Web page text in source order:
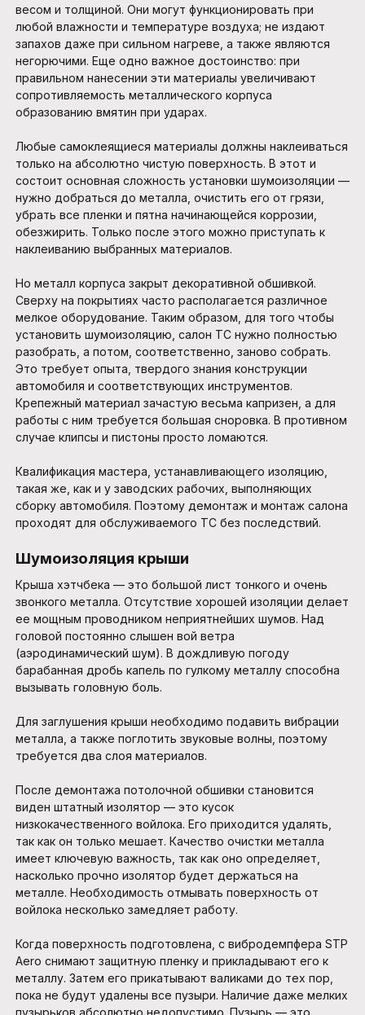
весом и толщиной. Они могут функционировать при
любой влажности и температуре воздуха; не издают
запахов даже при сильном нагреве, а также являются
негорючими. Еще одно важное достоинство: при
правильном нанесении эти материалы увеличивают
сопротивляемость металлического корпуса
образованию вмятин при ударах.
Любые самоклеящиеся материалы должны наклеиваться
только на абсолютно чистую поверхность. В этот и
состоит основная сложность установки шумоизоляции —
нужно добраться до металла, очистить его от грязи,
убрать все пленки и пятна начинающейся коррозии,
обезжирить. Только после этого можно приступать к
наклеиванию выбранных материалов.
Но металл корпуса закрыт декоративной обшивкой.
Сверху на покрытиях часто располагается различное
мелкое оборудование. Таким образом, для того чтобы
установить шумоизоляцию, салон ТС нужно полностью
разобрать, а потом, соответственно, заново собрать.
Это требует опыта, твердого знания конструкции
автомобиля и соответствующих инструментов.
Крепежный материал зачастую весьма капризен, а для
работы с ним требуется большая сноровка. В противном
случае клипсы и пистоны просто ломаются.
Квалификация мастера, устанавливающего изоляцию,
такая же, как и у заводских рабочих, выполняющих
сборку автомобиля. Поэтому демонтаж и монтаж салона
проходят для обслуживаемого ТС без последствий.
Шумоизоляция крыши
Крыша хэтчбека — это большой лист тонкого и очень
звонкого металла. Отсутствие хорошей изоляции делает
ее мощным проводником неприятнейших шумов. Над
головой постоянно слышен вой ветра
(аэродинамический шум). В дождливую погоду
барабанная дробь капель по гулкому металлу способна
вызывать головную боль.
Для заглушения крыши необходимо подавить вибрации
металла, а также поглотить звуковые волны, поэтому
требуется два слоя материалов.
После демонтажа потолочной обшивки становится
виден штатный изолятор — это кусок
низкокачественного войлока. Его приходится удалять,
так как он только мешает. Качество очистки металла
имеет ключевую важность, так как оно определяет,
насколько прочно изолятор будет держаться на
металле. Необходимость отмывать поверхность от
войлока несколько замедляет работу.
Когда поверхность подготовлена, с вибродемпфера STP
Aero снимают защитную пленку и прикладывают его к
металлу. Затем его прикатывают валиками до тех пор,
пока не будут удалены все пузыри. Наличие даже мелких
пузырьков абсолютно недопустимо. Пузырь — это